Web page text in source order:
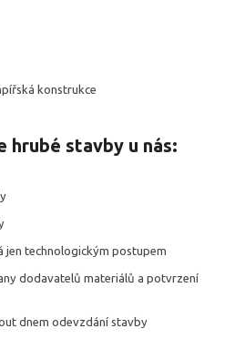
konstrukce
hrubé stavby u nás:
jen technologickým postupem
dodavatelů materiálů a potvrzení
dnem odevzdání stavby